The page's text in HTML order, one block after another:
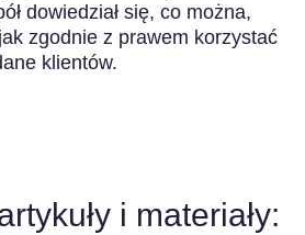
dowiedział się, co można,
zgodnie z prawem korzystać
klientów.
i materiały: